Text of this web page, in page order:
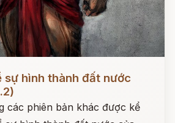
sự hình thành đất nước
các phiên bản khác được kể